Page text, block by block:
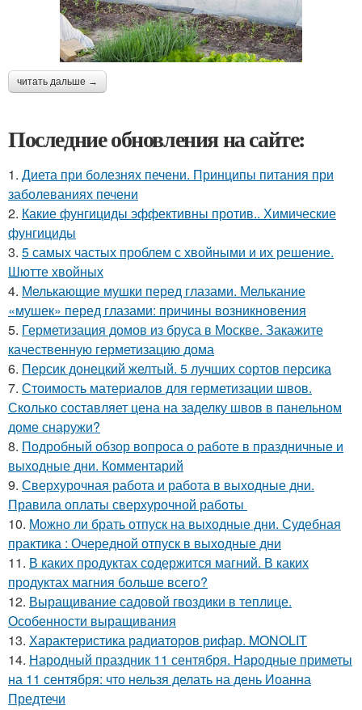
читать дальше →
Последние обновления на сайте:
1. Диета при болезнях печени. Принципы питания при
заболеваниях печени
2. Какие фунгициды эффективны против.. Химические
фунгициды
3. 5 самых частых проблем с хвойными и их решение.
Шютте хвойных
4. Мелькающие мушки перед глазами. Мелькание
«мушек» перед глазами: причины возникновения
5. Герметизация домов из бруса в Москве. Закажите
качественную герметизацию дома
6. Персик донецкий желтый. 5 лучших сортов персика
7. Стоимость материалов для герметизации швов.
Сколько составляет цена на заделку швов в панельном
доме снаружи?
8. Подробный обзор вопроса о работе в праздничные и
выходные дни. Комментарий
9. Сверхурочная работа и работа в выходные дни.
Правила оплаты сверхурочной работы
10. Можно ли брать отпуск на выходные дни. Судебная
практика : Очередной отпуск в выходные дни
11. В каких продуктах содержится магний. В каких
продуктах магния больше всего?
12. Выращивание садовой гвоздики в теплице.
Особенности выращивания
13. Характеристика радиаторов рифар. MONOLIT
14. Народный праздник 11 сентября. Народные приметы
на 11 сентября: что нельзя делать на день Иоанна
Предтечи